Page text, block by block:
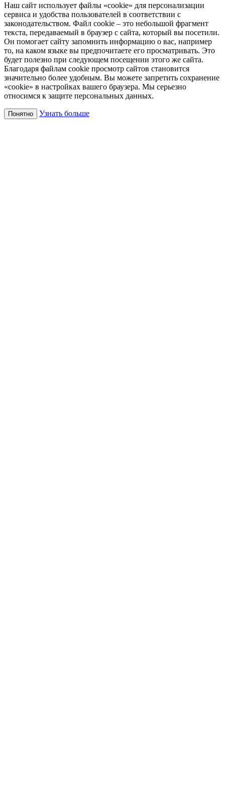
Наш сайт использует файлы «cookie» для персонализации
сервиса и удобства пользователей в соответствии с
законодательством. Файл cookie – это небольшой фрагмент
текста, передаваемый в браузер с сайта, который вы посетили.
Он помогает сайту запомнить информацию о вас, например
то, на каком языке вы предпочитаете его просматривать. Это
будет полезно при следующем посещении этого же сайта.
Благодаря файлам cookie просмотр сайтов становится
значительно более удобным. Вы можете запретить сохранение
«cookie» в настройках вашего браузера. Мы серьезно
относимся к защите персональных данных.
Понятно Узнать больше